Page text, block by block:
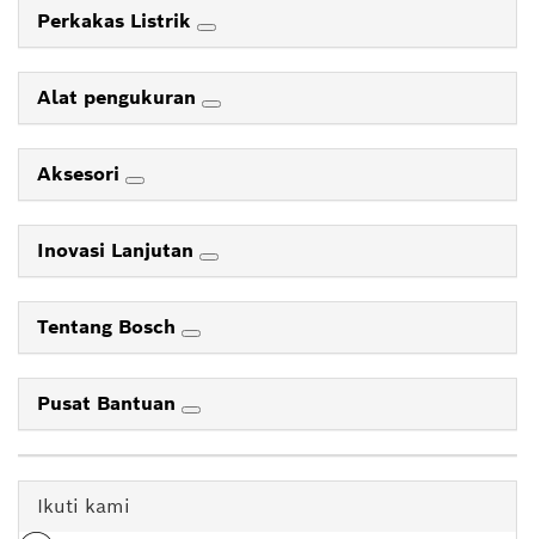
Perkakas Listrik
Alat pengukuran
Aksesori
Inovasi Lanjutan
Tentang Bosch
Pusat Bantuan
Ikuti kami